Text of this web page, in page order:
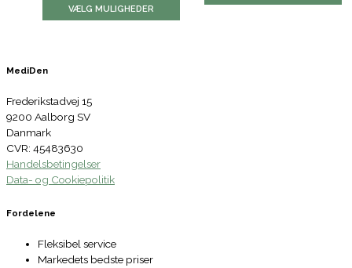
VÆLG MULIGHEDER
MediDen
Frederikstadvej 15
9200 Aalborg SV
Danmark
CVR: 45483630
Handelsbetingelser
Data- og Cookiepolitik
Fordelene
Fleksibel service
Markedets bedste priser